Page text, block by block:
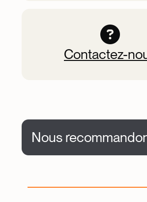
Contactez-
Nous